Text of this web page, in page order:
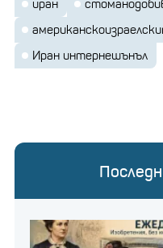
иран
Иран интернешънъл